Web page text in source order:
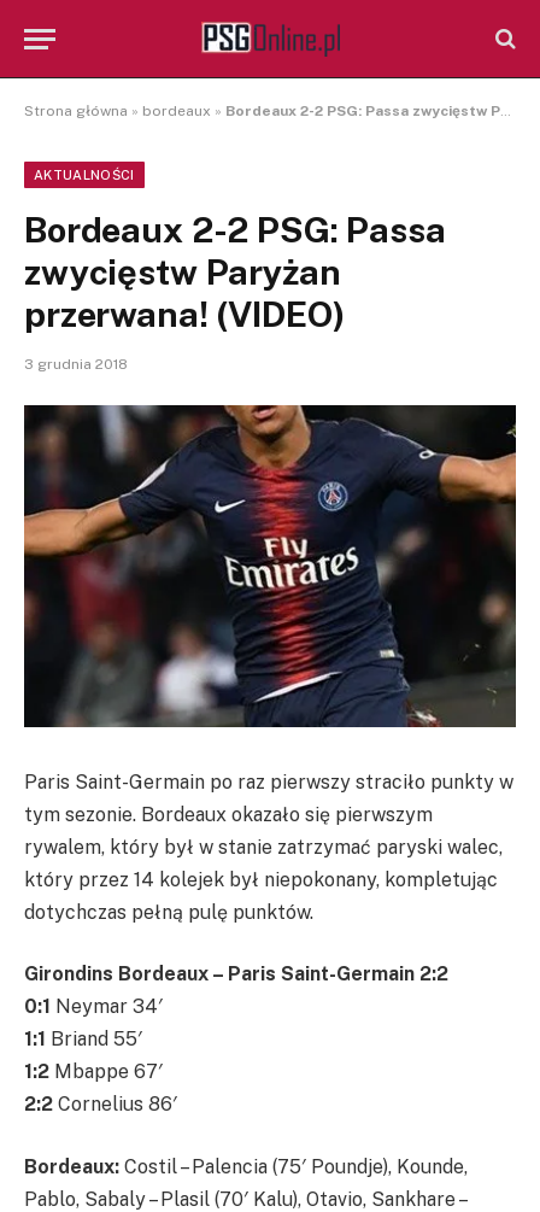
Strona główna » bordeaux » Bordeaux 2-2 PSG: Passa zwycięstw Paryżan przerwana! (VIDEO)
AKTUALNOŚCI
Bordeaux 2-2 PSG: Passa
zwycięstw Paryżan
przerwana! (VIDEO)
3 grudnia 2018
Paris Saint-Germain po raz pierwszy straciło punkty w
tym sezonie. Bordeaux okazało się pierwszym
rywalem, który był w stanie zatrzymać paryski walec,
który przez 14 kolejek był niepokonany, kompletując
dotychczas pełną pulę punktów.
Girondins Bordeaux – Paris Saint-Germain 2:2
0:1 Neymar 34′
1:1 Briand 55′
1:2 Mbappe 67′
2:2 Cornelius 86′
Bordeaux: Costil – Palencia (75′ Poundje), Kounde,
Pablo, Sabaly – Plasil (70′ Kalu), Otavio, Sankhare –